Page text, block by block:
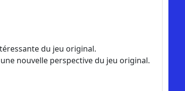
du jeu original.
nouvelle perspective du jeu original.